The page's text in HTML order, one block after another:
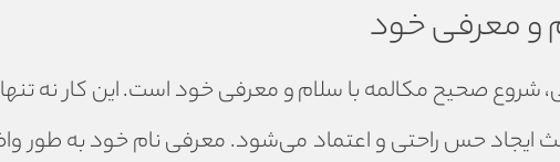
و معرفی خود
شروع صحیح مکالمه با سلام و معرفی خود است. این کار نه
ایجاد حس راحتی و اعتماد می‌شود. معرفی نام خود به طور